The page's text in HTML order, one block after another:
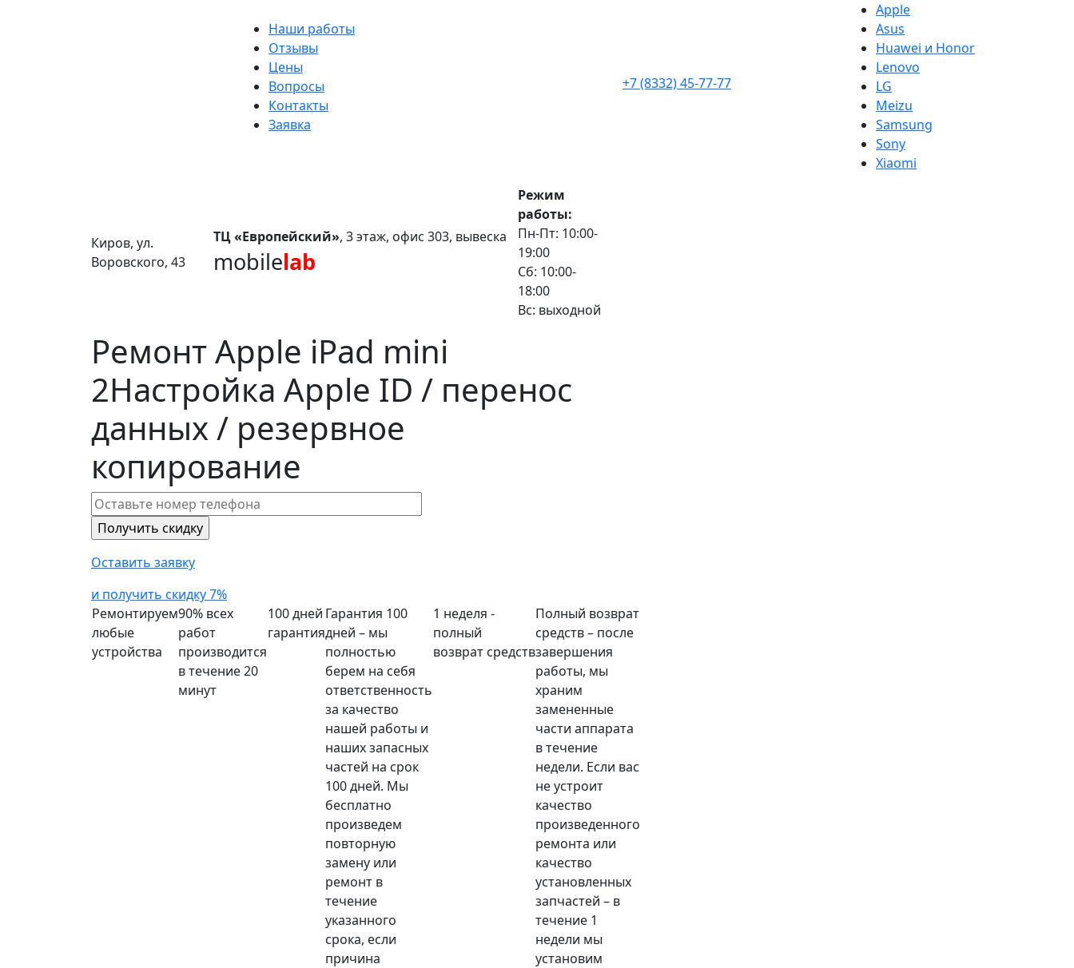
Наши работы
Отзывы
Цены
Вопросы
Контакты
Заявка
+7 (8332) 45-77-77
Apple
Asus
Huawei и Honor
Lenovo
LG
Meizu
Samsung
Sony
Xiaomi
Киров, ул.
Воровского, 43
ТЦ «Европейский», 3 этаж, офис 303, вывеска
mobilelab
Режим
работы:
Пн-Пт: 10:00-
19:00
Сб: 10:00-
18:00
Вс: выходной
Ремонт Apple iPad mini
2Настройка Apple ID / перенос
данных / резервное
копирование
Оставить заявку
и получить скидку 7%
Ремонтируем
любые
устройства
90% всех
работ
производится
в течение 20
минут
100 дней
гарантия
Гарантия 100
дней – мы
полностью
берем на себя
ответственность
за качество
нашей работы и
наших запасных
частей на срок
100 дней. Мы
бесплатно
произведем
повторную
замену или
ремонт в
течение
указанного
срока, если
причина
1 неделя -
полный
возврат средств
Полный возврат
средств – после
завершения
работы, мы
храним
замененные
части аппарата
в течение
недели. Если вас
не устроит
качество
произведенного
ремонта или
качество
установленных
запчастей – в
течение 1
недели мы
установим